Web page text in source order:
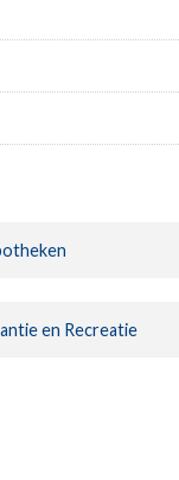
en Recreatie